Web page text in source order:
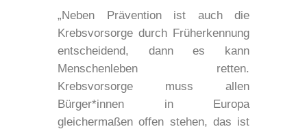
„Neben Prävention ist auch die
Krebsvorsorge durch Früherkennung
entscheidend, dann es kann
Menschenleben retten.
Krebsvorsorge muss allen
Bürger*innen in Europa
gleichermaßen offen stehen, das ist